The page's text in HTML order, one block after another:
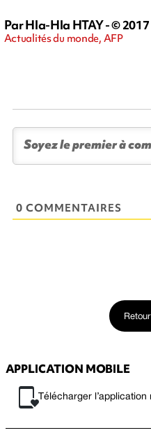
Par Hla-Hla HTAY - © 2017
Actualités du monde, AFP
0 COMMENTAIRES
APPLICATION MOBILE
Télécharger l’application